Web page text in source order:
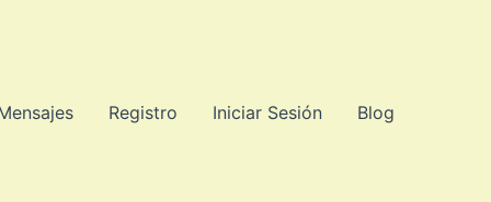
Registro Iniciar Sesión Blog